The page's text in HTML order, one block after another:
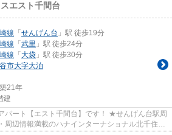
エスト千間台
線 「 せんげん台 」駅 徒歩19分
線 「 武里 」駅 徒歩24分
線 「 大袋 」駅 徒歩30分
市大字大泊
21年
建
パート【エスト千間台】です！ ★せんげん台駅周
周辺情報満載のハナインターナショナル北千住店